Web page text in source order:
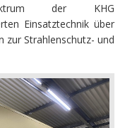
der KHG
Einsatztechnik über
zur Strahlenschutz- und